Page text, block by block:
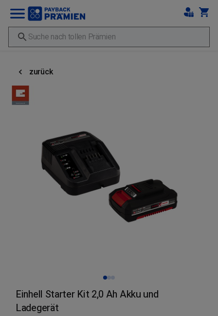
zurück
Einhell Starter Kit 2,0 Ah Akku und
Ladegerät